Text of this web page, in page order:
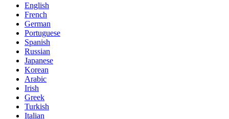
English
French
German
Portuguese
Spanish
Russian
Japanese
Korean
Arabic
Irish
Greek
Turkish
Italian